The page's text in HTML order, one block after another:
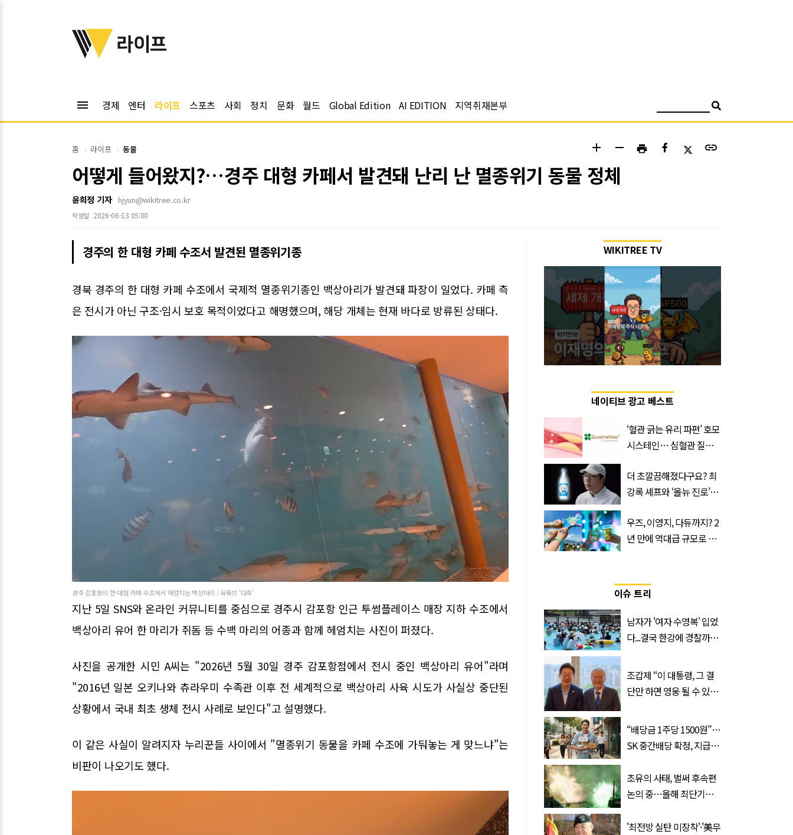
위키트리
라이프
menu 경제 엔터 라이프 스포츠 사회 정치 문화 월드 Global Edition AI EDITION 지역취재본부
홈 라이프 동물 add remove print link
어떻게 들어왔지?…경주 대형 카페서 발견돼 난리 난 멸종위기 동물 정체
윤희정 기자 hjyun@wikitree.co.kr
작성일 2026-06-13 05:00
경주의 한 대형 카페 수조서 발견된 멸종위기종
경북 경주의 한 대형 카페 수조에서 국제적 멸종위기종인 백상아리가 발견돼 파장이 일었다. 카페 측
은 전시가 아닌 구조·임시 보호 목적이었다고 해명했으며, 해당 개체는 현재 바다로 방류된 상태다.
경주 감포항의 한 대형 카페 수조에서 헤엄치는 백상아리 / 유튜브 '다흑'
지난 5일 SNS와 온라인 커뮤니티를 중심으로 경주시 감포항 인근 투썸플레이스 매장 지하 수조에서
백상아리 유어 한 마리가 쥐돔 등 수백 마리의 어종과 함께 헤엄치는 사진이 퍼졌다.
사진을 공개한 시민 A씨는 "2026년 5월 30일 경주 감포항점에서 전시 중인 백상아리 유어"라며
"2016년 일본 오키나와 츄라우미 수족관 이후 전 세계적으로 백상아리 사육 시도가 사실상 중단된
상황에서 국내 최초 생체 전시 사례로 보인다"고 설명했다.
이 같은 사실이 알려지자 누리꾼들 사이에서 "멸종위기 동물을 카페 수조에 가둬놓는 게 맞느냐"는
비판이 나오기도 했다.
WIKITREE TV
네이티브 광고 베스트
‘혈관 긁는 유리 파편’ 호모
시스테인… 심혈관 질환
더 초깔끔해졌다구요? 최
강록 셰프와 ‘올뉴 진로’의
우즈, 이영지, 다듀까지? 2
년 만에 역대급 규모로 돌
이슈 트리
남자가 '여자 수영복' 입었
다...결국 한강에 경찰까지
조갑제 “이 대통령, 그 결
단만 하면 영웅 될 수 있
“배당금 1주당 1500원”…
SK 중간배당 확정, 지급일
초유의 사태, 벌써 후속편
논의 중…올해 최단기간
정체
'최전방 실탄 미장착'·'美무